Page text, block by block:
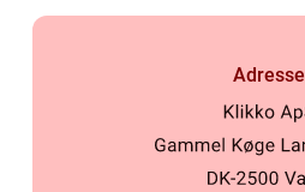
Adresse